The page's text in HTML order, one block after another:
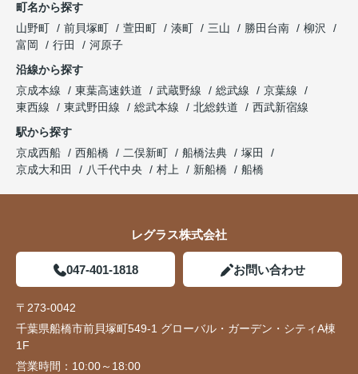
町名から探す
山野町
前貝塚町 萱田町 湊町 三山 勝田台南
柳沢
富岡
行田
河原子
沿線から探す
京成本線
東葉高速鉄道 武蔵野線 総武線
京葉線
東西線
東武野田線 総武本線 北総鉄道
西武新宿線
駅から探す
京成西船
西船橋 二俣新町 船橋法典
塚田
京成大和田
八千代中央 村上 新船橋 船橋
レグラス株式会社
047-401-1818 お問い合わせ
〒273-0042
千葉県船橋市前貝塚町549-1 グローバル・ガーデン・シティA棟
1F
営業時間： 10:00～18:00